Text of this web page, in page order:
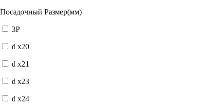
Посадочный Размер(мм)
3P
d x20
d x21
d x23
d x24